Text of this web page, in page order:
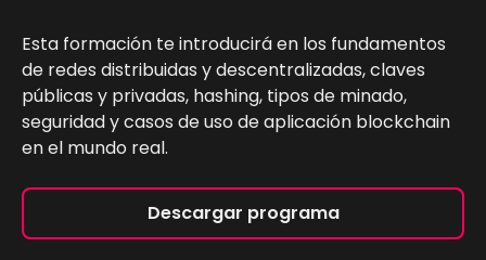
Esta formación te introducirá en los fundamentos
de redes distribuidas y descentralizadas, claves
públicas y privadas, hashing, tipos de minado,
seguridad y casos de uso de aplicación blockchain
en el mundo real.
Descargar programa